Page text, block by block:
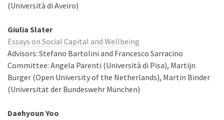
(Università di Aveiro)
Giulia Slater
Essays on Social Capital and Wellbeing
Advisors: Stefano Bartolini and Francesco Sarracino
Committee: Angela Parenti (Università di Pisa), Martijn
Burger (Open University of the Netherlands), Martin Binder
(Universität der Bundeswehr München)
Daehyoun Yoo